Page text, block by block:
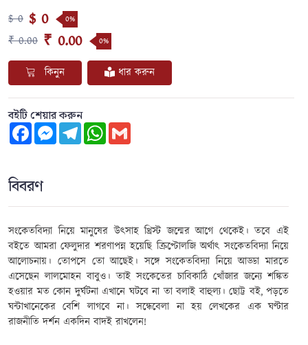
$ 0 $ 0 0%
₹ 0.00 ₹ 0.00 0%
কিনুন ধার করুন
বইটি শেয়ার করুন
FacebookMessengerTelegramWhatsApp
বিবরণ
সংকেতবিদ্যা নিয়ে মানুষের উৎসাহ খ্রিস্ট জন্মের আগে থেকেই। তবে এই
বইতে আমরা ফেলুদার শরণাপন্ন হয়েছি ক্রিপ্টোলজি অর্থাৎ সংকেতবিদ্যা নিয়ে
আলোচনায়। তোপসে তো আছেই। সঙ্গে সংকেতবিদ্যা নিয়ে আড্ডা মারতে
এসেছেন লালমোহন বাবুও। তাই সংকেতের চাবিকাঠি খোঁজার জন্যে শঙ্কিত
হওয়ার মত কোন দুর্ঘটনা এখানে ঘটবে না তা বলাই বাহুল্য। ছোট্ট বই, পড়তে
ঘন্টাখানেকের বেশি লাগবে না। সন্ধেবেলা না হয় লেখকের এক ঘণ্টার
রাজনীতি দর্শন একদিন বাদই রাখলেন!